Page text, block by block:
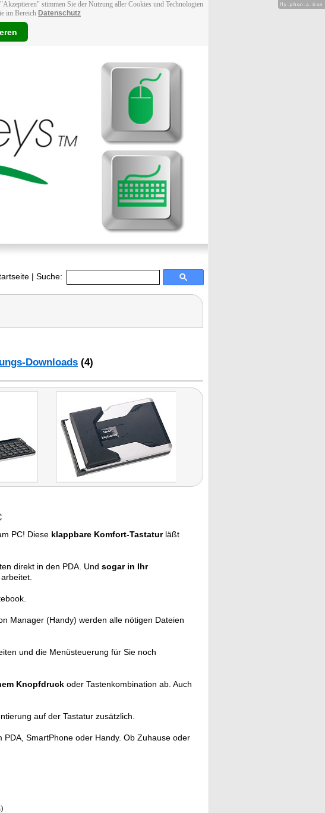
stimmen Sie der Nutzung aller Cookies und Technologien
im Bereich Datenschutz
| Suche:
Downloads (4)
PC! Diese klappbare Komfort-Tastaturläßt
direkt in den PDA. Und sogar in Ihr
Manager (Handy) werden alle nötigen Dateien
und die Menüsteuerung für Sie noch
Knopfdruck oder Tastenkombination ab. Auch
auf der Tastatur zusätzlich.
PDA, SmartPhone oder Handy. Ob Zuhause oder
Hy-phen-a-tion